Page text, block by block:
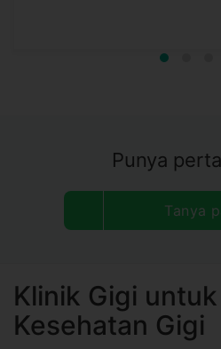
Punya
Tanya
Klinik Gigi
Kesehatan Gigi